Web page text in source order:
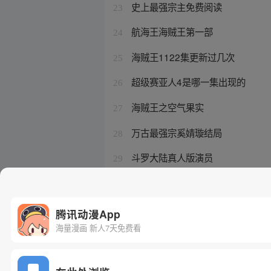
23 史上最强宗主免费阅读
24 航海王海贼王第一部
25 海贼王1122集更新过几次
26 超级赛亚人4是哪一集出现的
27 海贼王之空气果实
28 万古最强宗奚婧璇结局
29 斗罗大陆真人版演员
腾讯动漫App
海量漫画 新人7天免费看